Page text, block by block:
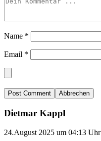
Name *
Email *
Abbrechen
Dietmar Kappl
24.August 2025 um 04:13 Uhr